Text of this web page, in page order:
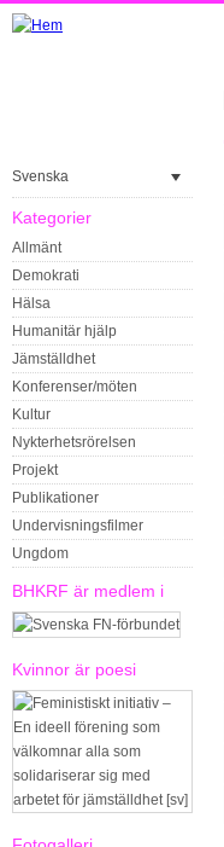
Svenska
Kategorier
Allmänt
Demokrati
Hälsa
Humanitär hjälp
Jämställdhet
Konferenser/möten
Kultur
Nykterhetsrörelsen
Projekt
Publikationer
Undervisningsfilmer
Ungdom
BHKRF är medlem i
Kvinnor är poesi